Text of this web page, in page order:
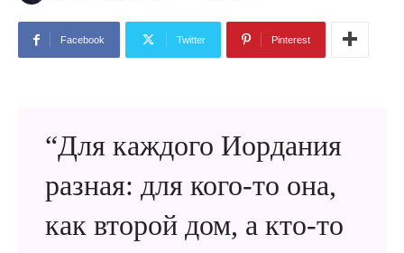
Facebook Twitter Pinterest
“Для каждого Иордания
разная: для кого-то она,
как второй дом, а кто-то